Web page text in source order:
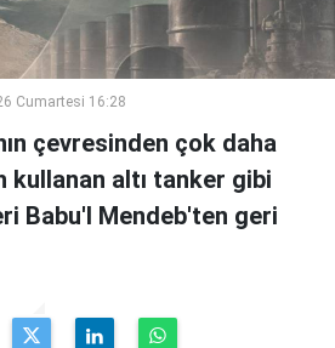
Cumartesi 16:28
çevresinden çok daha
kullanan altı tanker gibi
Babu'l Mendeb'ten geri